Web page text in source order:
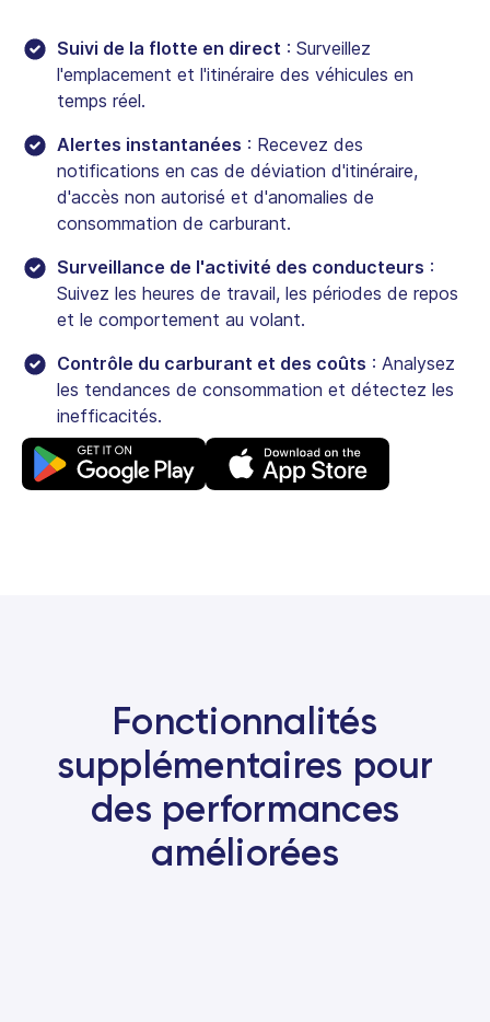
Suivi de la flotte en direct : Surveillez
l'emplacement et l'itinéraire des véhicules en
temps réel.
Alertes instantanées : Recevez des
notifications en cas de déviation d'itinéraire,
d'accès non autorisé et d'anomalies de
consommation de carburant.
Surveillance de l'activité des conducteurs :
Suivez les heures de travail, les périodes de repos
et le comportement au volant.
Contrôle du carburant et des coûts : Analysez
les tendances de consommation et détectez les
inefficacités.
Fonctionnalités
supplémentaires pour
des performances
améliorées